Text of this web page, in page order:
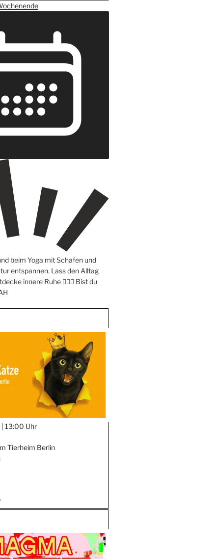
beim Yoga mit Schafen und
entspannen. Lass den Alltag
innere Ruhe 🧘‍♀️✨ Bist du
13:00 Uhr
Tierheim Berlin